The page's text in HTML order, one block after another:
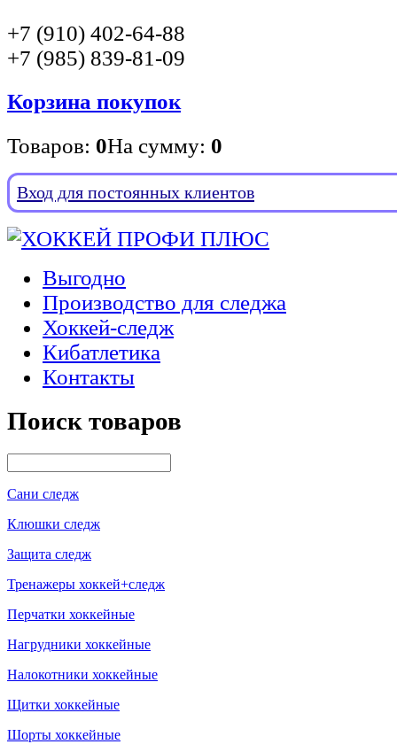
+7 (910) 402-64-88
+7 (985) 839-81-09
Корзина покупок
Товаров: 0На сумму: 0
Вход для постоянных клиентов
Выгодно
Производство для следжа
Хоккей-следж
Кибатлетика
Контакты
Поиск товаров
Сани следж
Клюшки следж
Защита следж
Тренажеры хоккей+следж
Перчатки хоккейные
Нагрудники хоккейные
Налокотники хоккейные
Щитки хоккейные
Шорты хоккейные